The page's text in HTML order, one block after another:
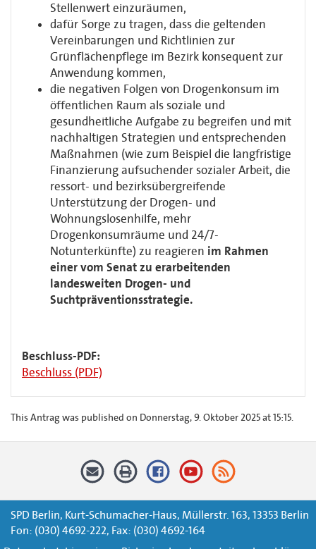
Stellenwert einzuräumen,
dafür Sorge zu tragen, dass die geltenden
Vereinbarungen und Richtlinien zur
Grünflächenpflege im Bezirk konsequent zur
Anwendung kommen,
die negativen Folgen von Drogenkonsum im
öffentlichen Raum als soziale und
gesundheitliche Aufgabe zu begreifen und mit
nachhaltigen Strategien und entsprechenden
Maßnahmen (wie zum Beispiel die langfristige
Finanzierung aufsuchender sozialer Arbeit, die
ressort- und bezirksübergreifende
Unterstützung der Drogen- und
Wohnungslosenhilfe, mehr
Drogenkonsumräume und 24/7-
Notunterkünfte) zu reagieren im Rahmen
einer vom Senat zu erarbeitenden
landesweiten Drogen- und
Suchtpräventionsstrategie.
Beschluss-PDF:
Beschluss (PDF)
This Antrag was published on Donnerstag, 9. Oktober 2025 at 15:15.
SPD Berlin, Kurt-Schumacher-Haus, Müllerstr. 163, 13353 Berlin
Fon: (030) 4692-222, Fax: (030) 4692-164